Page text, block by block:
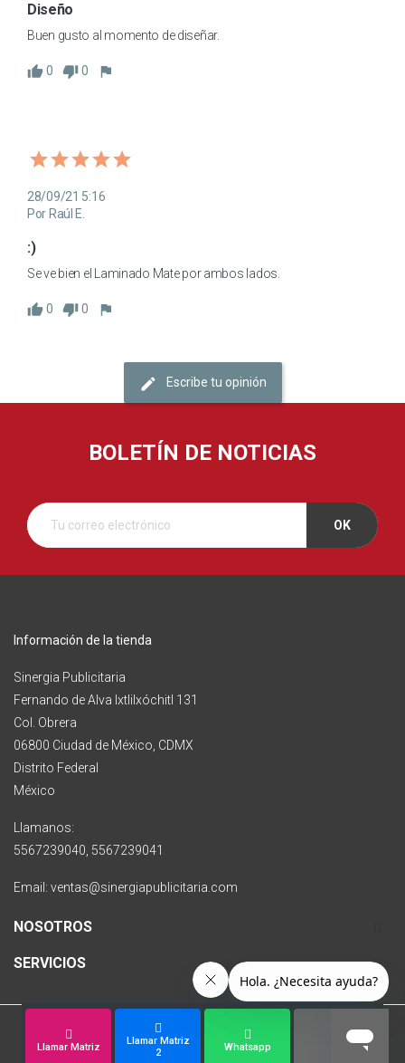
Diseño
Buen gusto al momento de diseñar.
0 0
28/09/21 5:16
Por Raúl E.
:)
Se ve bien el Laminado Mate por ambos lados.
0 0
Escribe tu opinión
BOLETÍN DE NOTICIAS
Información de la tienda
Sinergia Publicitaria
Fernando de Alva Ixtlilxóchitl 131
Col. Obrera
06800 Ciudad de México, CDMX
Distrito Federal
México
Llamanos:
5567239040, 5567239041
Email: ventas@sinergiapublicitaria.com
NOSOTROS
SERVICIOS
Copyright © 2007 - 2025 Sinergia Publicitaria
Llamar Matriz
Llamar Matriz
2
Whatsapp